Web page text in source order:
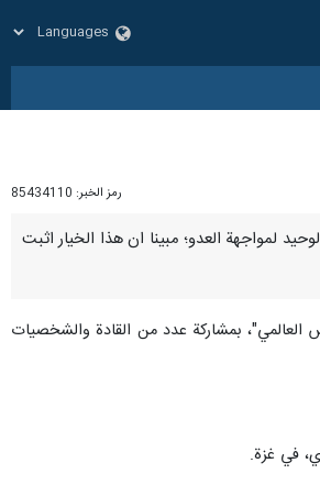
رمز الخبر: 85434110
لمواجهة العدو؛ مبينا ان هذا الخيار اثبت
العالمي"، بمشاركة عدد من القادة والشخصيات